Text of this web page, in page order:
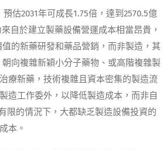
估2031年可成長1.75倍，達到2570.5億
自於建立製藥設備營運成本相當昂貴，
的新藥研發和藥品營銷，而非製造，其
向複雜新穎小分子藥物、或高階複雜製
療新藥，技術複雜且資本密集的製造流
造工作委外，以降低製造成本，而非自
限的情況下，大都缺乏製造設備投資的
本。